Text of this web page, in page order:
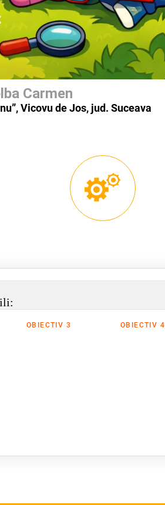
Carmen
Vicovu de Jos, jud. Suceava
OBIECTIV 3 OBIECTIV 4